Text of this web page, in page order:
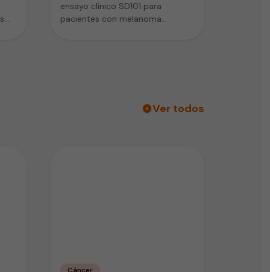
ensayo clínico SD101 para
pacientes con melanoma
Ver todos
Cáncer